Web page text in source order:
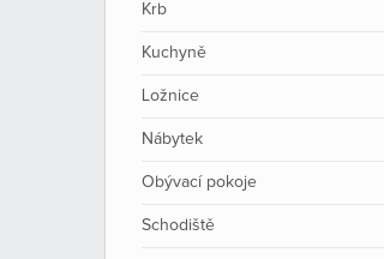
Krb
Kuchyně
Ložnice
Nábytek
Obývací pokoje
Schodiště